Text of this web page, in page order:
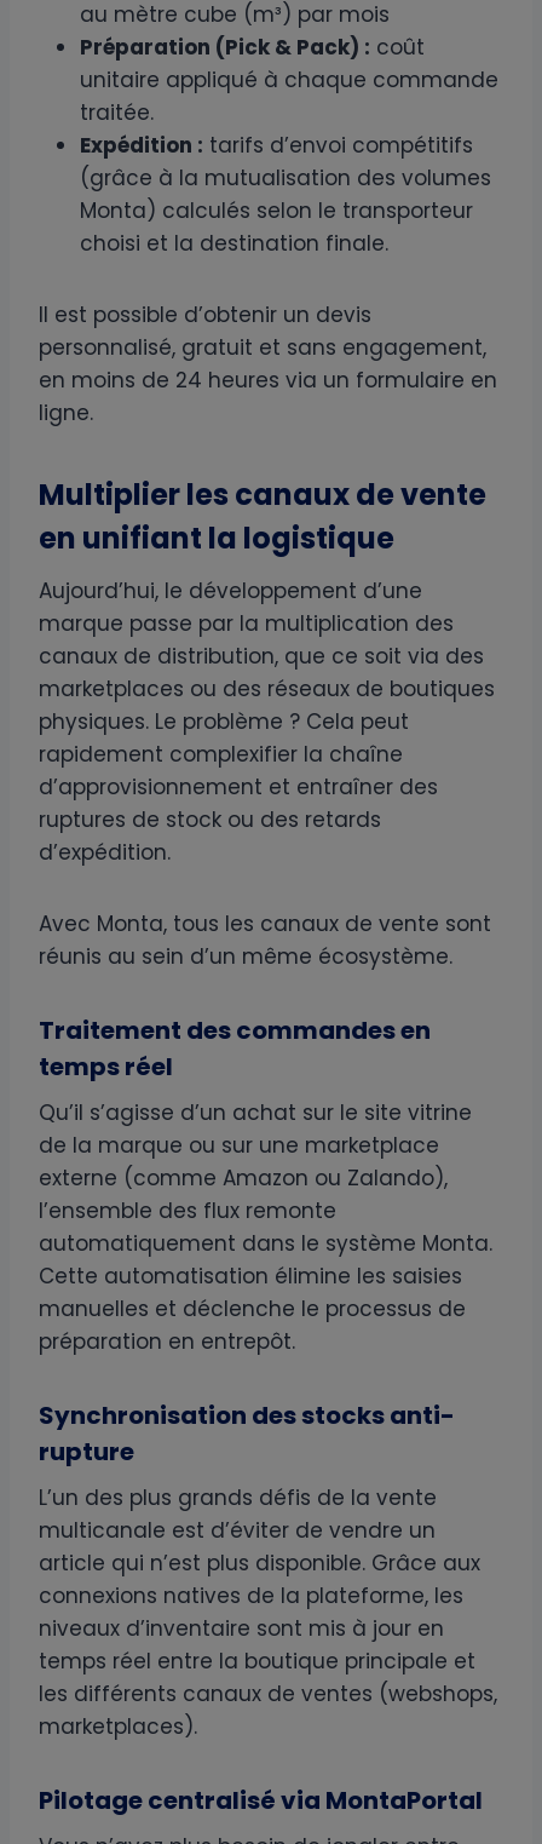
au mètre cube (m³) par mois
Préparation (Pick & Pack) : coût
unitaire appliqué à chaque commande
traitée.
Expédition : tarifs d’envoi compétitifs
(grâce à la mutualisation des volumes
Monta) calculés selon le transporteur
choisi et la destination finale.
Il est possible d’obtenir un devis
personnalisé, gratuit et sans engagement,
en moins de 24 heures via un formulaire en
ligne.
Multiplier les canaux de vente
en unifiant la logistique
Aujourd’hui, le développement d’une
marque passe par la multiplication des
canaux de distribution, que ce soit via des
marketplaces ou des réseaux de boutiques
physiques. Le problème ? Cela peut
rapidement complexifier la chaîne
d’approvisionnement et entraîner des
ruptures de stock ou des retards
d’expédition.
Avec Monta, tous les canaux de vente sont
réunis au sein d’un même écosystème.
Traitement des commandes en
temps réel
Qu’il s’agisse d’un achat sur le site vitrine
de la marque ou sur une marketplace
externe (comme Amazon ou Zalando),
l’ensemble des flux remonte
automatiquement dans le système Monta.
Cette automatisation élimine les saisies
manuelles et déclenche le processus de
préparation en entrepôt.
Synchronisation des stocks anti-
rupture
L’un des plus grands défis de la vente
multicanale est d’éviter de vendre un
article qui n’est plus disponible. Grâce aux
connexions natives de la plateforme, les
niveaux d’inventaire sont mis à jour en
temps réel entre la boutique principale et
les différents canaux de ventes (webshops,
marketplaces).
Pilotage centralisé via MontaPortal